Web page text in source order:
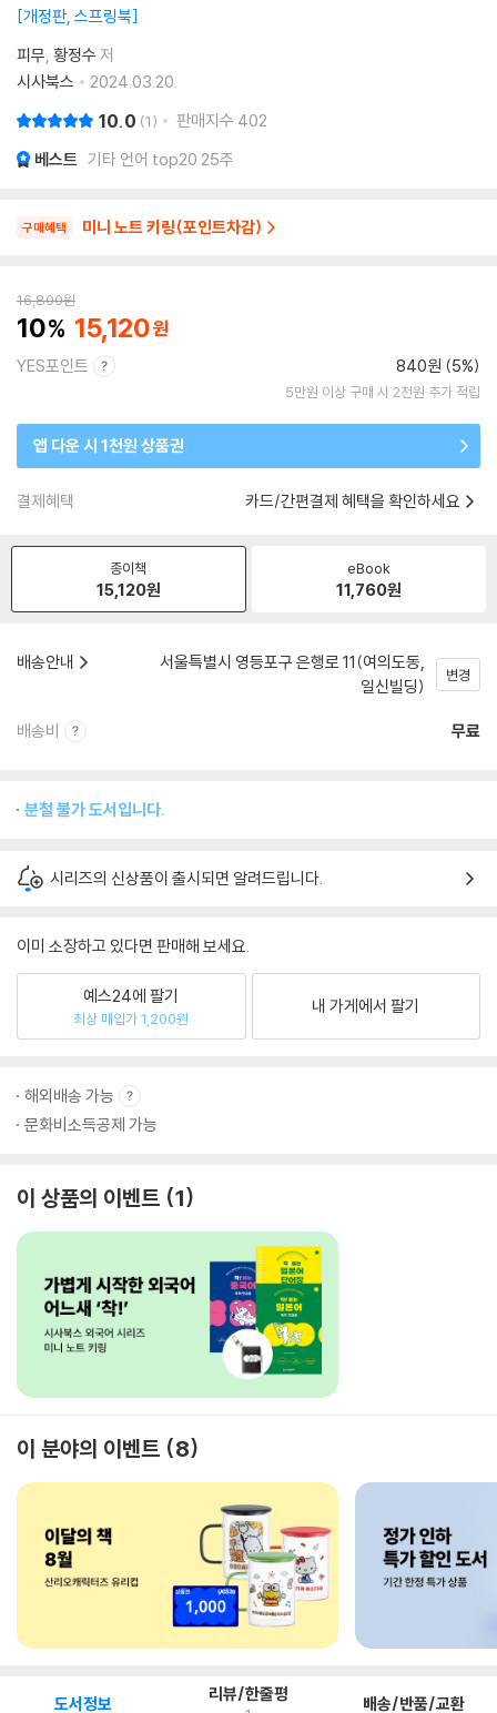
개정판, 스프링북
피무 황정수 저
시사북스
2024.03.20.
10.0 1 판매지수 402
베스트 기타 언어 top20 25주
구매혜택 미니 노트 키링(포인트차감)
16,800원
10 15,120
YES포인트 840원 (5%)
5만원 이상 구매 시 2천원 추가 적립
앱 다운 시 1천원 상품권
결제혜택 카드/간편결제 혜택을 확인하세요
종이책
15,120원
eBook
11,760원
배송안내
서울특별시 영등포구 은행로 11(여의도동,
일신빌딩)
변경
배송비 무료
분철 불가 도서입니다.
시리즈의 신상품이 출시되면 알려드립니다.
이미 소장하고 있다면 판매해 보세요.
예스24에 팔기
최상 매입가 1,200원
내 가게에서 팔기
해외배송 가능
문화비소득공제 가능
이 상품의 이벤트 1
이 분야의 이벤트 8
도서정보 리뷰/한줄평 배송/반품/교환